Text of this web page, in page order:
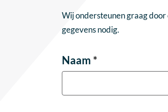
Wij ondersteunen graag
gegevens nodig.
Naam *